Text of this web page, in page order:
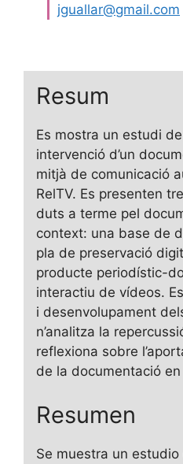
jguallar@gmail.com
Resum
Es mostra un estudi
intervenció d’un
mitjà de comunicació
RelTV. Es presenten
duts a terme pel
context: una base de
pla de preservació
producte periodístic-
interactiu de vídeos.
i desenvolupament
n’analitza la
reflexiona sobre
de la documentació
Resumen
Se muestra un